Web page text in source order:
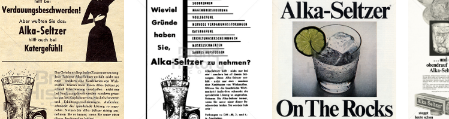
Konzerne
Epoche
Alka-Seltzer
Bayer Austria
Alka-Seltzer
Bayer Austria
Ges.m.b.H.
1956
Alka-Seltzer
Bayer Austria
Ges.m.b.H.
1966